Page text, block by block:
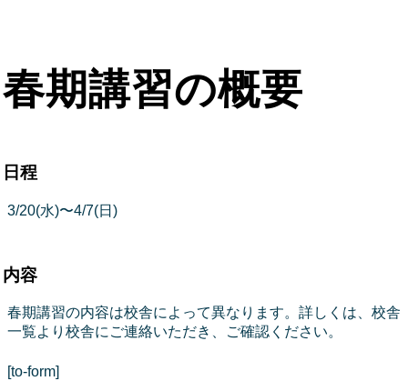
春期講習の概要
日程
3/20(水)〜4/7(日)
内容
春期講習の内容は校舎によって異なります。詳しくは、校舎
一覧より校舎にご連絡いただき、ご確認ください。
[to-form]